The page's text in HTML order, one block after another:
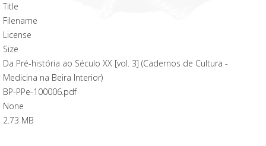
Title
Filename
License
Size
Da Pré-história ao Século XX [vol. 3] (Cadernos de Cultura -
Medicina na Beira Interior)
BP-PPe-100006.pdf
None
2.73 MB